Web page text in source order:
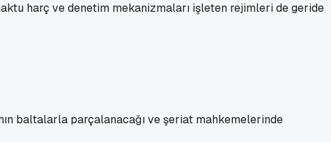
harç ve denetim mekanizmaları işleten rejimleri de geride
baltalarla parçalanacağı ve şeriat mahkemelerinde